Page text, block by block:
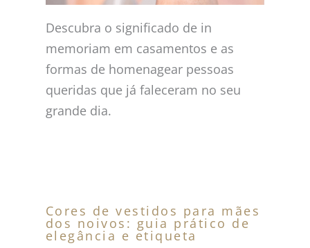
Descubra o significado de in
memoriam em casamentos e as
formas de homenagear pessoas
queridas que já faleceram no seu
grande dia.
Cores de vestidos para mães
dos noivos: guia prático de
elegância e etiqueta